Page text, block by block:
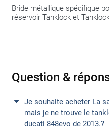
Bride métallique spécifique
réservoir Tanklock et
Question &
Je souhaite acheter La
mais je ne trouve le
ducati 848evo de 2013.?